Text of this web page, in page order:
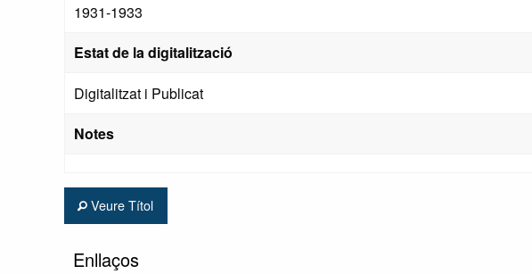
1931-1933
Estat de la digitalització
Digitalitzat i Publicat
Notes
Veure Títol
Enllaços